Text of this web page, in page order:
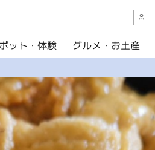
ブログ
グルメ・お土産
イベント
アクセス
ット・体験 グルメ・お土産